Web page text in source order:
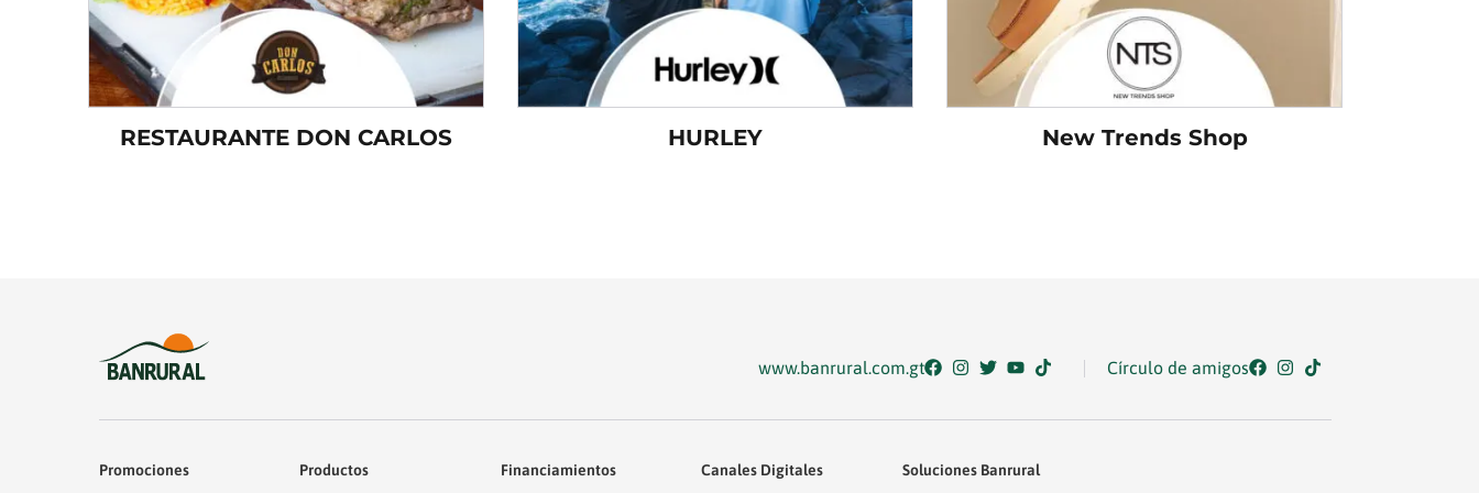
RESTAURANTE DON CARLOS HURLEY New Trends Shop
www.banrural.com.gt Círculo de amigos
Promociones Productos Financiamientos Canales Digitales Soluciones Banrural